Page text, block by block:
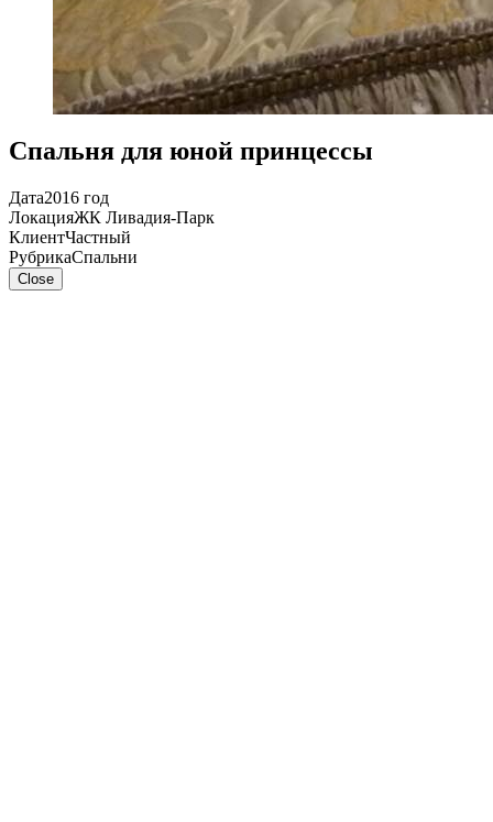
Спальня для юной принцессы
Дата2016 год
ЛокацияЖК Ливадия-Парк
КлиентЧастный
РубрикаСпальни
Close